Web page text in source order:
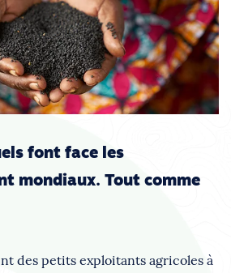
font face les
mondiaux. Tout comme
des petits exploitants agricoles à